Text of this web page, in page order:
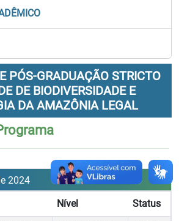
PÓS-GRADUAÇÃO STRICTO
DE BIODIVERSIDADE E
DA AMAZÔNIA LEGAL
2024
Nível Status